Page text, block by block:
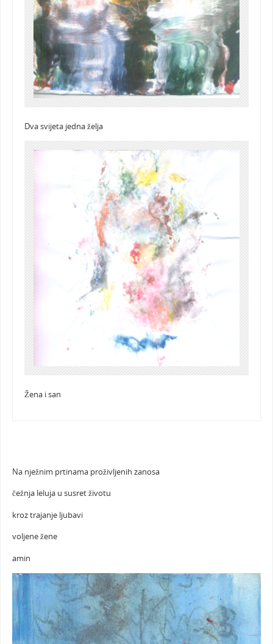
Dva svijeta jedna želja
Žena i san
Na nježnim prtinama proživljenih zanosa
čežnja leluja u susret životu
kroz trajanje ljubavi
voljene žene
amin